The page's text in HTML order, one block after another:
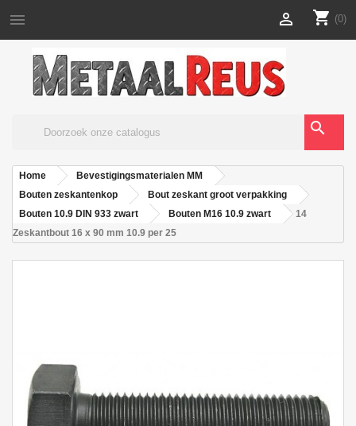
 shopping_cart (0)

search
Home
Bevestigingsmaterialen MM
Bouten zeskantenkop
Bout zeskant groot verpakking
Bouten 10.9 DIN 933 zwart
Bouten M16 10.9 zwart
14
Zeskantbout 16 x 90 mm 10.9 per 25